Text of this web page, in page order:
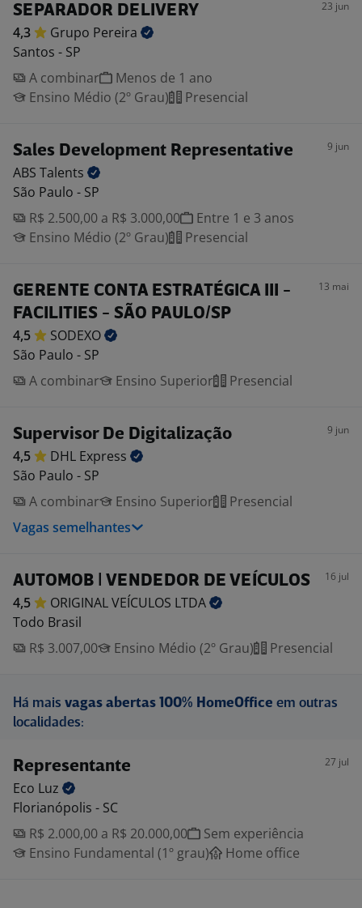
SEPARADOR DELIVERY 23 jun
4,3 Grupo Pereira
Santos - SP
A combinar
Menos de 1 ano
Ensino Médio (2º Grau)
Presencial
Sales Development Representative 9 jun
ABS Talents
São Paulo - SP
R$ 2.500,00 a R$ 3.000,00
Entre 1 e 3 anos
Ensino Médio (2º Grau)
Presencial
GERENTE CONTA ESTRATÉGICA III -
FACILITIES - SÃO PAULO/SP
13 mai
4,5
SODEXO
São Paulo - SP
A combinar
Ensino Superior Presencial
Supervisor De Digitalização 9 jun
4,5 DHL Express
São Paulo - SP
A combinar
Ensino Superior
Presencial
Vagas semelhantes
AUTOMOB | VENDEDOR DE VEÍCULOS 16 jul
4,5 ORIGINAL VEÍCULOS LTDA
Todo Brasil
R$ 3.007,00
Ensino Médio (2º Grau) Presencial
Há mais vagas abertas 100% HomeOffice em outras
localidades:
Representante 27 jul
Eco Luz
Florianópolis - SC
R$ 2.000,00 a R$ 20.000,00
Sem experiência
Ensino Fundamental (1º grau)
Home office